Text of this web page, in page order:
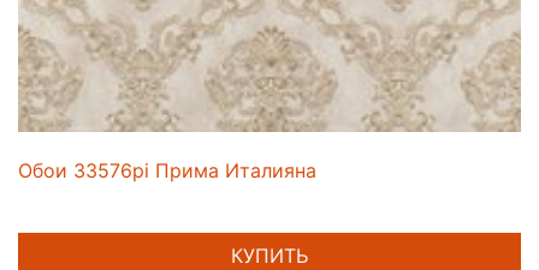
Обои 33576pi Прима Италияна
КУПИТЬ